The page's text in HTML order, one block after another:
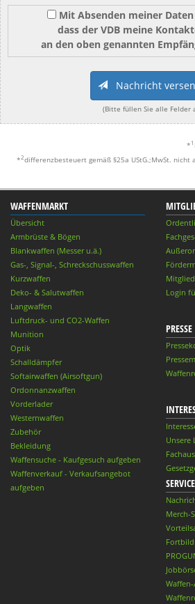
Mit Absenden meiner
dass der VDB meine
an den oben genannten
Nachricht
(Bitte füllen Sie alle Felder
* 1
*2differenzbesteuert gemäß §25a UStG.;MwSt. nicht
WAFFENMARKT
Übersicht
Armbrüste & Bögen
Blankwaffen (Messer u.ä.)
Gas-, Signal-, Schreckschusswaffen
Kurzwaffen
Deko- & Salutwaffen
Langwaffen
Luftdruck- und CO2-Waffen
Munition
Optik
Schalldämpfer
Softairwaffen (Airsoftgun)
Ordonnanzwaffen
Vorderlader
Westernwaffen
Zubehör
Bekleidung
Waffensuche - Kaufgesuch aufgeben
Waffenverkauf - Verkaufsangebot
aufgeben
Login
PRESSE
Unsere
SERVICE
Merch-
Waffen-